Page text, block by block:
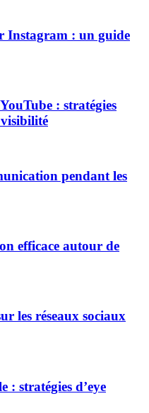
Instagram : un guide
: stratégies
pendant les
efficace autour de
les réseaux sociaux
: stratégies d’eye